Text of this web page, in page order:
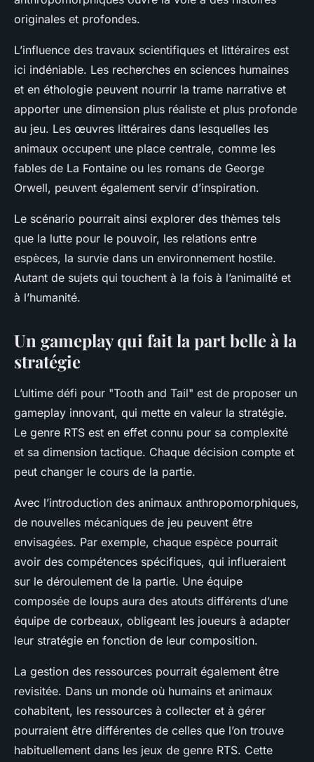
originales et profondes.
L’influence des travaux scientifiques et littéraires est
ici indéniable. Les recherches en sciences humaines
et en éthologie peuvent nourrir la trame narrative et
apporter une dimension plus réaliste et plus profonde
au jeu. Les œuvres littéraires dans lesquelles les
animaux occupent une place centrale, comme les
fables de La Fontaine ou les romans de George
Orwell, peuvent également servir d’inspiration.
Le scénario pourrait ainsi explorer des thèmes tels
que la lutte pour le pouvoir, les relations entre
espèces, la survie dans un environnement hostile.
Autant de sujets qui touchent à la fois à l’animalité et
à l’humanité.
Un gameplay qui fait la part belle à la
stratégie
L’ultime défi pour "Tooth and Tail" est de proposer un
gameplay innovant, qui mette en valeur la stratégie.
Le genre RTS est en effet connu pour sa complexité
et sa dimension tactique. Chaque décision compte et
peut changer le cours de la partie.
Avec l’introduction des animaux anthropomorphiques,
de nouvelles mécaniques de jeu peuvent être
envisagées. Par exemple, chaque espèce pourrait
avoir des compétences spécifiques, qui influeraient
sur le déroulement de la partie. Une équipe
composée de loups aura des atouts différents d’une
équipe de corbeaux, obligeant les joueurs à adapter
leur stratégie en fonction de leur composition.
La gestion des ressources pourrait également être
revisitée. Dans un monde où humains et animaux
cohabitent, les ressources à collecter et à gérer
pourraient être différentes de celles que l’on trouve
habituellement dans les jeux de genre RTS. Cette